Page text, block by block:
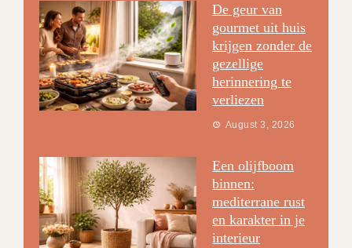
De geur van
gourmet uit huis
krijgen zonder de
gezellige
herinnering te
verliezen
August 3, 2026
Een olijfboom
binnen:
mediterrane rust
en karakter in je
interieur